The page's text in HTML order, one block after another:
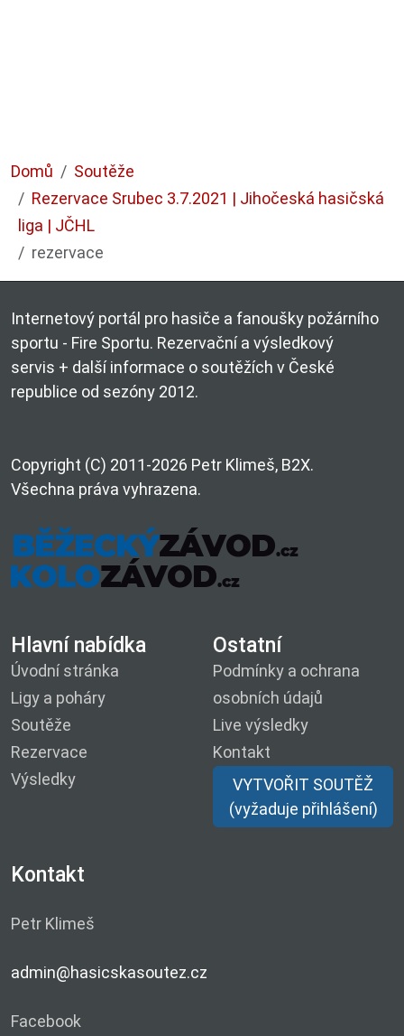
Domů
Soutěže
Rezervace Srubec 3.7.2021 | Jihočeská hasičská
liga | JČHL
rezervace
Internetový portál pro hasiče a fanoušky požárního
sportu - Fire Sportu. Rezervační a výsledkový
servis + další informace o soutěžích v České
republice od sezóny 2012.
Copyright (C) 2011-2026 Petr Klimeš, B2X.
Všechna práva vyhrazena.
Hlavní nabídka
Úvodní stránka
Ligy a poháry
Soutěže
Rezervace
Výsledky
Ostatní
Podmínky a ochrana
osobních údajů
Live výsledky
Kontakt
VYTVOŘIT SOUTĚŽ
(vyžaduje přihlášení)
Kontakt
Petr Klimeš
admin@hasicskasoutez.cz
Facebook